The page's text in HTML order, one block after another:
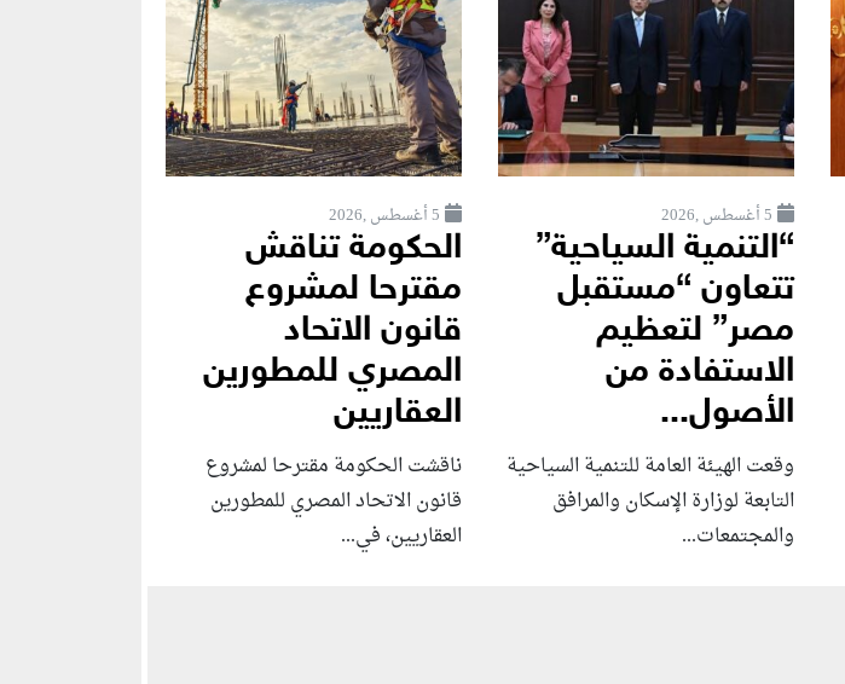
5 أغسطس ,2026
“التنمية السياحية”
تتعاون “مستقبل
مصر” لتعظيم
الاستفادة من
الأصول...
وقعت الهيئة العامة للتنمية السياحية
التابعة لوزارة الإسكان والمرافق
والمجتمعات...
5 أغسطس ,2026
الحكومة تناقش
مقترحا لمشروع
قانون الاتحاد
المصري للمطورين
العقاريين
ناقشت الحكومة مقترحا لمشروع
قانون الاتحاد المصري للمطورين
العقاريين، في...